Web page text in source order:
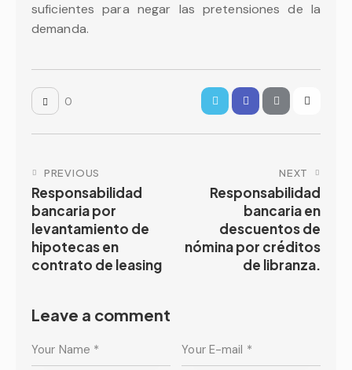
suficientes para negar las pretensiones de la
demanda.
0
PREVIOUS
Responsabilidad
bancaria por
levantamiento de
hipotecas en
contrato de leasing
NEXT
Responsabilidad
bancaria en
descuentos de
nómina por créditos
de libranza.
Leave a comment